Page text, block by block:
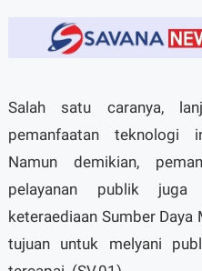
Salah satu caranya,
pemanfaatan teknologi
Namun demikian,
pelayanan publik
keteraediaan Sumber Daya
tujuan untuk melyani